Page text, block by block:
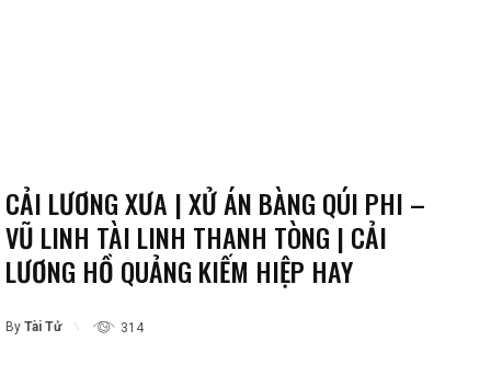
CẢI LƯƠNG XƯA | XỬ ÁN BÀNG QÚI PHI –
VŨ LINH TÀI LINH THANH TÒNG | CẢI
LƯƠNG HỒ QUẢNG KIẾM HIỆP HAY
By Tài Tử 314